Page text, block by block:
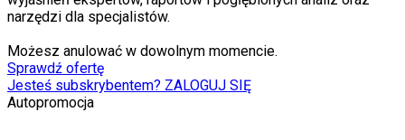
narzędzi dla specjalistów.
Możesz anulować w dowolnym momencie.
Sprawdź ofertę
Jesteś subskrybentem? ZALOGUJ SIĘ
Autopromocja